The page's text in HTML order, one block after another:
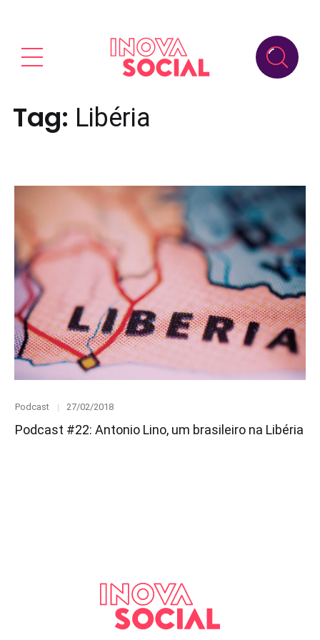
Tag: Libéria
Category
Podcast
Posted
27/02/2018
Podcast #22: Antonio Lino, um brasileiro na Libéria